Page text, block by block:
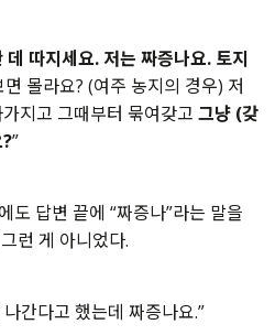
따지세요. 저는 짜증나요. 토지
면 몰라요? (여주 농지의 경우) 저
지고 그때부터 묶여갖고 그냥 (갖
”
도 답변 끝에 “짜증나”라는 말을
런 게 아니었다.
간다고 했는데 짜증나요.”